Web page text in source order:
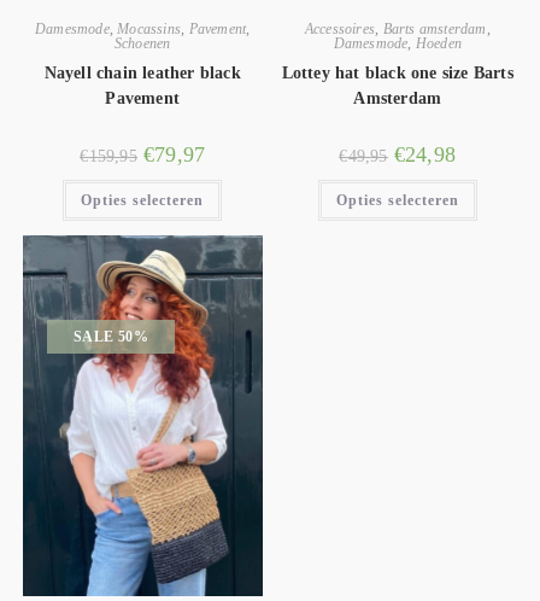
Damesmode, Mocassins Pavement,
Schoenen
Nayell chain leather black
Pavement
€159,95 €79,97
Opties selecteren
Accessoires Barts amsterdam
Damesmode Hoeden
Lottey hat black one size Barts
Amsterdam
€49,95 €24,98
Opties selecteren
SALE 50%